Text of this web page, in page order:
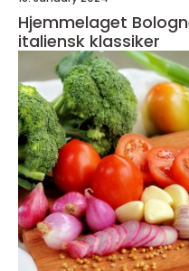
Hjemmelaget
italiensk klassiker